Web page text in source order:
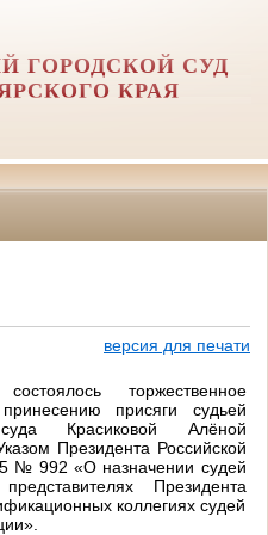
ГОРОДСКОЙ СУД
КРАЯ
версия для печати
торжественное
присяги судьей
Красиковой Алёной
Президента Российской
№ 992 «О назначении судей
Президента
коллегиях судей